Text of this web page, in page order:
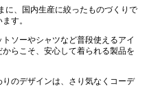
に、国内生産に絞ったものづくりで
す。
ソーやシャツなど普段使えるアイ
らこそ、安心して着られる製品を
のデザインは、さり気なくコーデ